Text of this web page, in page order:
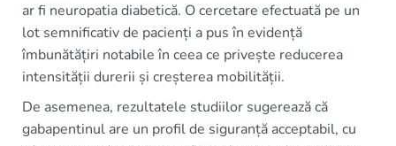
ar fi neuropatia diabetică. O cercetare efectuată pe un
lot semnificativ de pacienți a pus în evidență
îmbunătățiri notabile în ceea ce privește reducerea
intensității durerii și creșterea mobilității.
De asemenea, rezultatele studiilor sugerează că
gabapentinul are un profil de siguranță acceptabil, cu